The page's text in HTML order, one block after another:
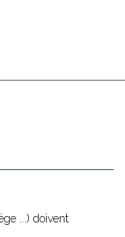
...) doivent